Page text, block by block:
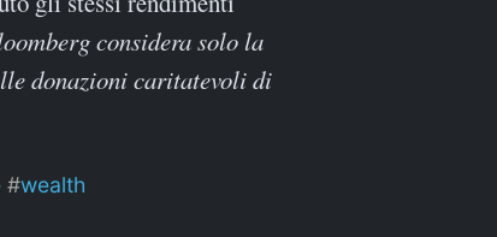
considera solo la
donazioni caritatevoli di
wealth